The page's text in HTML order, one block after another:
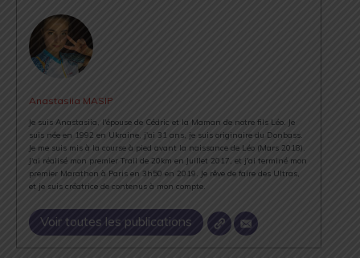
Anastasiia MASIP
Je suis Anastasiia, l'épouse de Cédric et la Maman de notre fils Léo. Je
suis née en 1992 en Ukraine, j'ai 31 ans, je suis originaire du Donbass.
Je me suis mis à la course à pied avant la naissance de Léo (Mars 2018).
J'ai réalisé mon premier Trail de 20km en Juillet 2017, et j'ai terminé mon
premier Marathon à Paris en 3h50 en 2019. Je rêve de faire des Ultras,
et je suis créatrice de contenus à mon compte.
Voir toutes les publications